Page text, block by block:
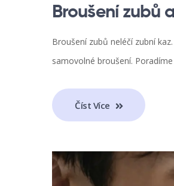
Broušení zubů
Broušení zubů neléčí zubní
samovolné broušení.
Číst Více